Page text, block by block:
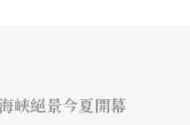
峽絕景今夏開幕